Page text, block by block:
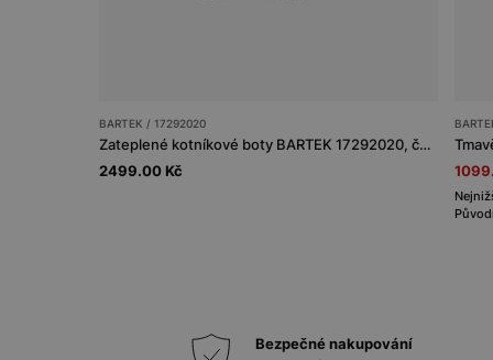
BARTEK / 17292020
Zateplené kotníkové boty BARTEK 17292020, černomodré
2499.00 Kč
Bezpečné nakupování